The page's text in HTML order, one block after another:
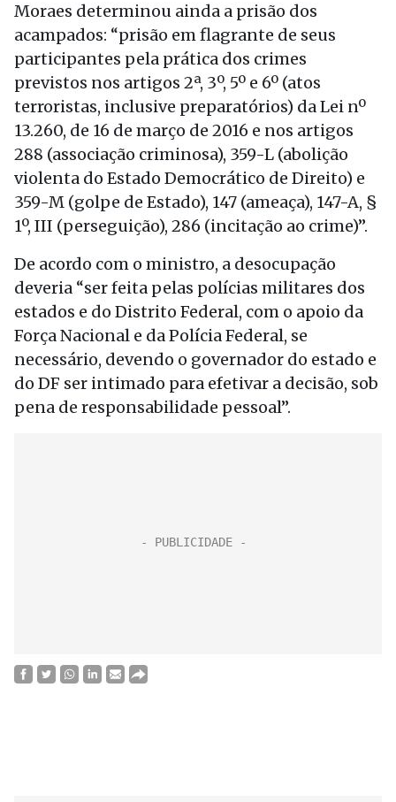
Moraes determinou ainda a prisão dos
acampados: “prisão em flagrante de seus
participantes pela prática dos crimes
previstos nos artigos 2ª, 3º, 5º e 6º (atos
terroristas, inclusive preparatórios) da Lei nº
13.260, de 16 de março de 2016 e nos artigos
288 (associação criminosa), 359-L (abolição
violenta do Estado Democrático de Direito) e
359-M (golpe de Estado), 147 (ameaça), 147-A, §
1º, III (perseguição), 286 (incitação ao crime)”.
De acordo com o ministro, a desocupação
deveria “ser feita pelas polícias militares dos
estados e do Distrito Federal, com o apoio da
Força Nacional e da Polícia Federal, se
necessário, devendo o governador do estado e
do DF ser intimado para efetivar a decisão, sob
pena de responsabilidade pessoal”.